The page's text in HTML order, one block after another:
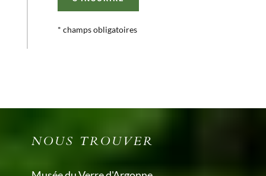
* champs obligatoires
NOUS TROUVER